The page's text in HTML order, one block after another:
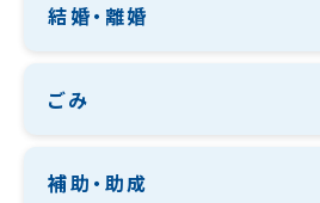
結婚・離婚
ごみ
補助・助成